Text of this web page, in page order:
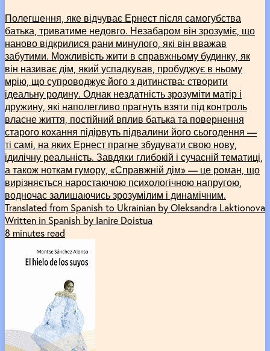
Полегшення, яке відчуває Ернест після самогубства
батька, триватиме недовго. Незабаром він зрозуміє, що
наново відкрилися рани минулого, які він вважав
забутими. Можливість жити в справжньому будинку, як
він називає дім, який успадкував, пробуджує в ньому
мрію, що супроводжує його з дитинства: створити
ідеальну родину. Однак нездатність зрозуміти матір і
дружину, які наполегливо прагнуть взяти під контроль
власне життя, постійний вплив батька та повернення
старого кохання підірвуть підвалини його сьогодення —
ті самі, на яких Ернест прагне збудувати свою нову,
ідилічну реальність. Завдяки глибокій і сучасній тематиці,
а також ноткам гумору, «Справжній дім» — це роман, що
вирізняється наростаючою психологічною напругою,
водночас залишаючись зрозумілим і динамічним.
Translated from Spanish to Ukrainian by Oleksandra Laktionova
Written in Spanish by Ianire Doistua
8 minutes read